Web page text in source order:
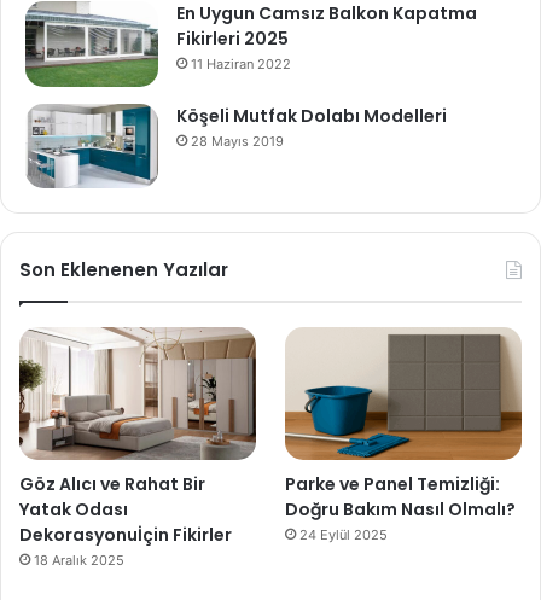
En Uygun Camsız Balkon Kapatma
Fikirleri 2025
11 Haziran 2022
Köşeli Mutfak Dolabı Modelleri
28 Mayıs 2019
Son Eklenenen Yazılar
Göz Alıcı ve Rahat Bir
Yatak Odası
Dekorasyonuİçin Fikirler
18 Aralık 2025
Parke ve Panel Temizliği:
Doğru Bakım Nasıl Olmalı?
24 Eylül 2025